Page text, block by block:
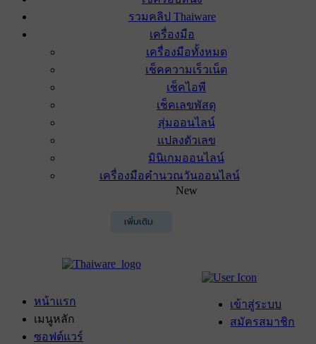
รวมคลิป Thaiware
เครื่องมือ
เครื่องมือทั้งหมด
เช็คความเร็วเน็ต
เช็คไอพี
เช็คเลขพัสดุ
สุ่มออนไลน์
แปลงตัวเลข
มินิเกมออนไลน์
เครื่องมือคำนวณวันออนไลน์
New
เพิ่มเติม
เข้าสู่ระบบ
สมัครสมาชิก
หน้าแรก
เมนูหลัก
ซอฟต์แวร์